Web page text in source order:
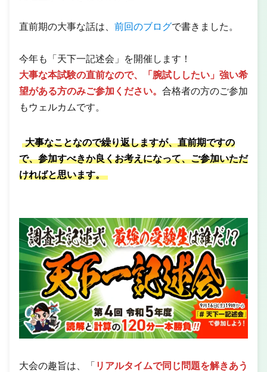
直前期の大事な話は、 前回のブログで書きました。
今年も「天下一記述会」を開催します！
大事な本試験の直前なので、「腕試ししたい」強い希
望がある方のみご参加ください。 合格者の方のご参加
もウェルカムです。
大事なことなので繰り返しますが、直前期ですの
で、参加すべきか良くお考えになって、ご参加いただ
ければと思います。
大会の趣旨は、「 リアルタイムで同じ問題を解きあう